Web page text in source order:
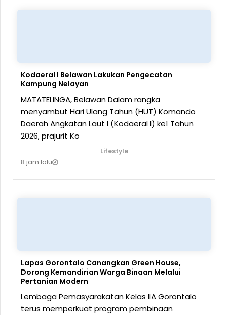
Kodaeral I Belawan Lakukan Pengecatan
Kampung Nelayan
MATATELINGA, Belawan Dalam rangka
menyambut Hari Ulang Tahun (HUT) Komando
Daerah Angkatan Laut I (Kodaeral I) ke1 Tahun
2026, prajurit Ko
Lifestyle
8 jam lalu
Lapas Gorontalo Canangkan Green House,
Dorong Kemandirian Warga Binaan Melalui
Pertanian Modern
Lembaga Pemasyarakatan Kelas IIA Gorontalo
terus memperkuat program pembinaan